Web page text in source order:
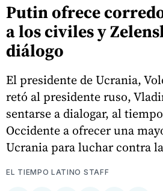
Putin ofrece
a los civiles y
diálogo
El presidente de Ucrania,
retó al presidente ruso,
sentarse a dialogar, al
Occidente a ofrecer una
Ucrania para luchar contra
EL TIEMPO LATINO STAFF